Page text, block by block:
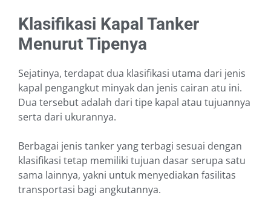
Klasifikasi Kapal Tanker
Menurut Tipenya
Sejatinya, terdapat dua klasifikasi utama dari jenis
kapal pengangkut minyak dan jenis cairan atu ini.
Dua tersebut adalah dari tipe kapal atau tujuannya
serta dari ukurannya.
Berbagai jenis tanker yang terbagi sesuai dengan
klasifikasi tetap memiliki tujuan dasar serupa satu
sama lainnya, yakni untuk menyediakan fasilitas
transportasi bagi angkutannya.